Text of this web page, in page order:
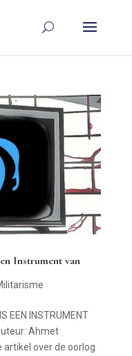
Instrument van
EEN INSTRUMENT
Ahmet
artikel over de oorlog